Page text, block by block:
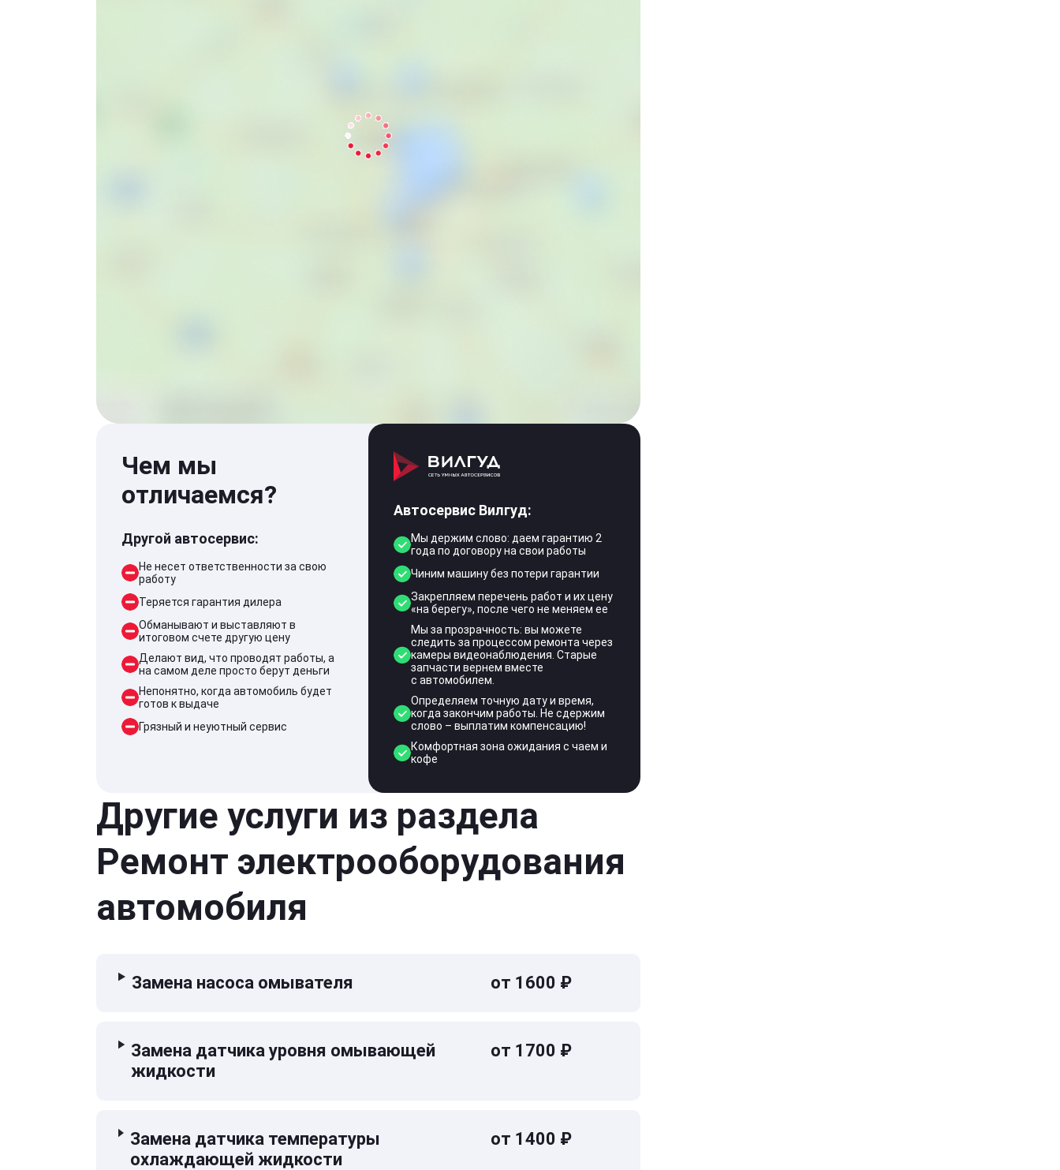
Чем мы
отличаемся?
Другой автосервис:
Не несет ответственности за свою
работу
Теряется гарантия дилера
Обманывают и выставляют в
итоговом счете другую цену
Делают вид, что проводят работы, а
на самом деле просто берут деньги
Непонятно, когда автомобиль будет
готов к выдаче
Грязный и неуютный сервис
Автосервис Вилгуд:
Мы держим слово: даем гарантию 2
года по договору на свои работы
Чиним машину без потери гарантии
Закрепляем перечень работ и их цену
«на берегу», после чего не меняем ее
Мы за прозрачность: вы можете
следить за процессом ремонта через
камеры видеонаблюдения. Старые
запчасти вернем вместе
с автомобилем.
Определяем точную дату и время,
когда закончим работы. Не сдержим
слово – выплатим компенсацию!
Комфортная зона ожидания с чаем и
кофе
Другие услуги из раздела
Ремонт электрооборудования
автомобиля
Замена насоса омывателя от 1600 ₽
Замена датчика уровня омывающей
жидкости
от 1700 ₽
Замена датчика температуры
охлаждающей жидкости
от 1400 ₽